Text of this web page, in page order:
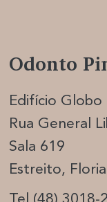
Edifício
Rua General
Sala 619
Estreito,
Odonto